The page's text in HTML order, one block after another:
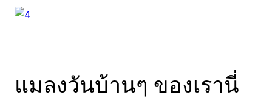
แมลงวันบ้านๆ ของเรานี่